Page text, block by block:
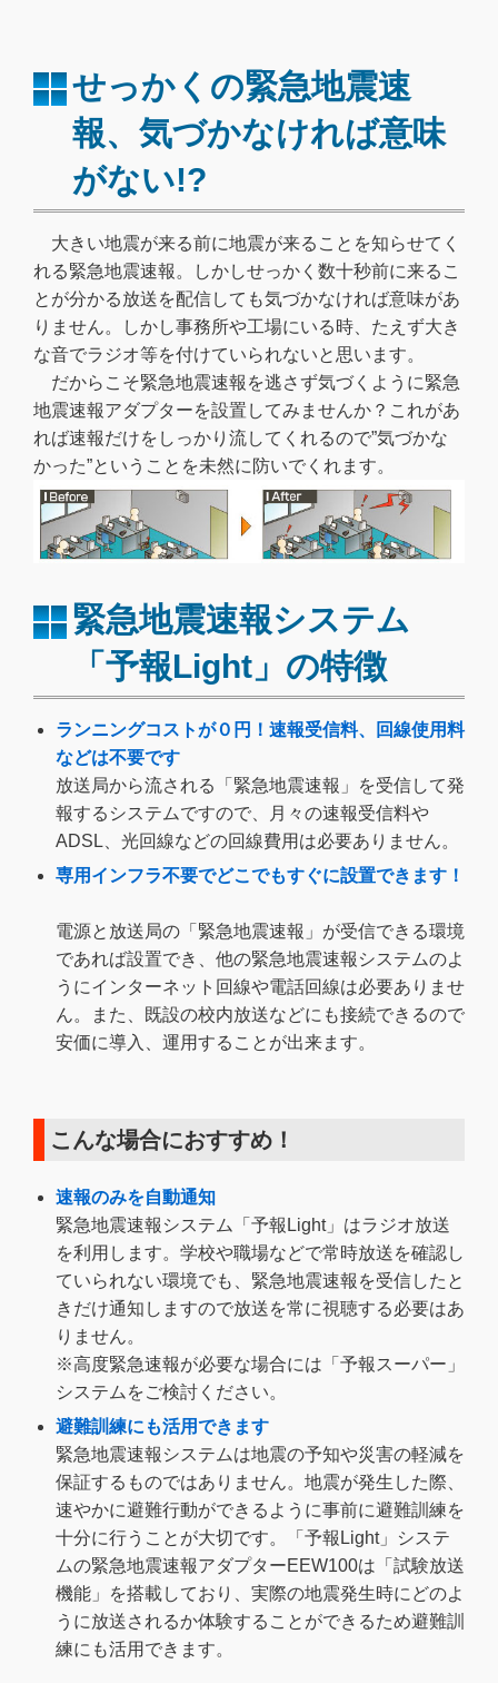
せっかくの緊急地震速
報、気づかなければ意味
がない!?
大きい地震が来る前に地震が来ることを知らせてく
れる緊急地震速報。しかしせっかく数十秒前に来るこ
とが分かる放送を配信しても気づかなければ意味があ
りません。しかし事務所や工場にいる時、たえず大き
な音でラジオ等を付けていられないと思います。
だからこそ緊急地震速報を逃さず気づくように緊急
地震速報アダプターを設置してみませんか？これがあ
れば速報だけをしっかり流してくれるので”気づかな
かった”ということを未然に防いでくれます。
緊急地震速報システム
「予報Light」の特徴
ランニングコストが０円！速報受信料、回線使用料
などは不要です
放送局から流される「緊急地震速報」を受信して発
報するシステムですので、月々の速報受信料や
ADSL、光回線などの回線費用は必要ありません。
専用インフラ不要でどこでもすぐに設置できます！
電源と放送局の「緊急地震速報」が受信できる環境
であれば設置でき、他の緊急地震速報システムのよ
うにインターネット回線や電話回線は必要ありませ
ん。また、既設の校内放送などにも接続できるので
安価に導入、運用することが出来ます。
こんな場合におすすめ！
速報のみを自動通知
緊急地震速報システム「予報Light」はラジオ放送
を利用します。学校や職場などで常時放送を確認し
ていられない環境でも、緊急地震速報を受信したと
きだけ通知しますので放送を常に視聴する必要はあ
りません。
※高度緊急速報が必要な場合には「予報スーパー」
システムをご検討ください。
避難訓練にも活用できます
緊急地震速報システムは地震の予知や災害の軽減を
保証するものではありません。地震が発生した際、
速やかに避難行動ができるように事前に避難訓練を
十分に行うことが大切です。「予報Light」システ
ムの緊急地震速報アダプターEEW100は「試験放送
機能」を搭載しており、実際の地震発生時にどのよ
うに放送されるか体験することができるため避難訓
練にも活用できます。